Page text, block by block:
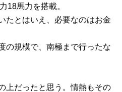
18馬力を搭載。
たとはいえ、必要なのはお金
の規模で、南極まで行ったな
上だったと思う。情熱もその